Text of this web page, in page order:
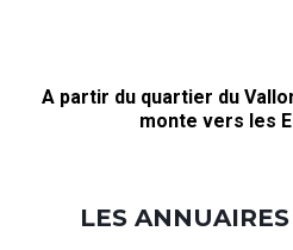
A partir du quartier du
monte vers les
LES